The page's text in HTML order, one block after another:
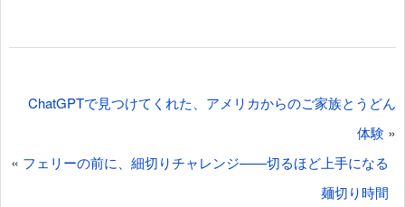
ナ
ChatGPTで見つけてくれた、アメリカからのご家族とうどん
体験 »
« フェリーの前に、細切りチャレンジ——切るほど上手になる
麺切り時間